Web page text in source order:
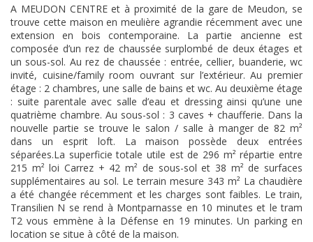
A MEUDON CENTRE et à proximité de la gare de Meudon, se
trouve cette maison en meulière agrandie récemment avec une
extension en bois contemporaine. La partie ancienne est
composée d’un rez de chaussée surplombé de deux étages et
un sous-sol. Au rez de chaussée : entrée, cellier, buanderie, wc
invité, cuisine/family room ouvrant sur l’extérieur. Au premier
étage : 2 chambres, une salle de bains et wc. Au deuxième étage
: suite parentale avec salle d’eau et dressing ainsi qu’une une
quatrième chambre. Au sous-sol : 3 caves + chaufferie. Dans la
nouvelle partie se trouve le salon / salle à manger de 82 m²
dans un esprit loft. La maison possède deux entrées
séparées.La superficie totale utile est de 296 m² répartie entre
215 m² loi Carrez + 42 m² de sous-sol et 38 m² de surfaces
supplémentaires au sol. Le terrain mesure 343 m² La chaudière
a été changée récemment et les charges sont faibles. Le train,
Transilien N se rend à Montparnasse en 10 minutes et le tram
T2 vous emmène à la Défense en 19 minutes. Un parking en
location se situe à côté de la maison.